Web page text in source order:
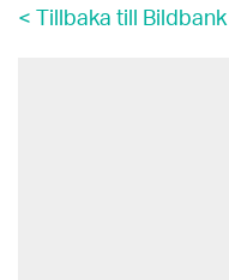
< Tillbaka till